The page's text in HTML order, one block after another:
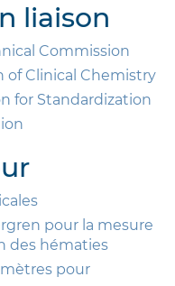
liaison
Commission
of Clinical Chemistry
for Standardization
pour la mesure
des hématies
pour